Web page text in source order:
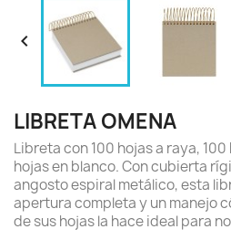

LIBRETA OMENA
Libreta con 100 hojas a raya,
hojas en blanco. Con cubierta
angosto espiral metálico, esta
apertura completa y un manejo
de sus hojas la hace ideal para